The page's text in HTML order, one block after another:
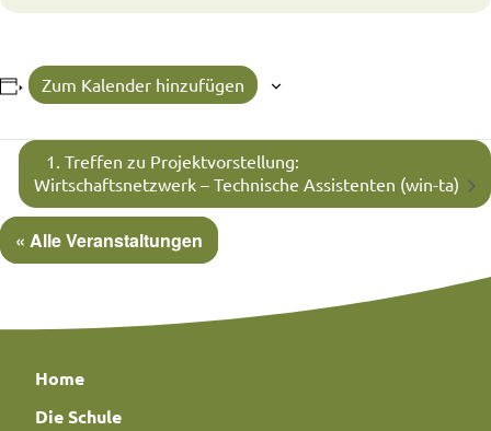
« Alle Veranstaltungen
Zum Kalender hinzufügen
1. Treffen zu Projektvorstellung:
Wirtschaftsnetzwerk – Technische Assistenten (win-ta)
Home
Die Schule